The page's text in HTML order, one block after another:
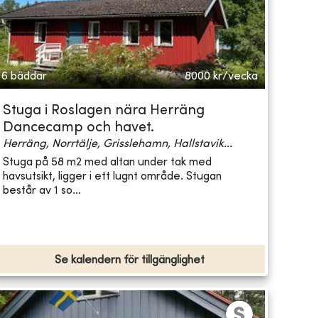
6 bäddar 8000 kr/vecka
Stuga i Roslagen nära Herräng
Dancecamp och havet.
Herräng, Norrtälje, Grisslehamn, Hallstavik...
Stuga på 58 m2 med altan under tak med
havsutsikt, ligger i ett lugnt område. Stugan
består av 1 so...
Se kalendern för tillgänglighet